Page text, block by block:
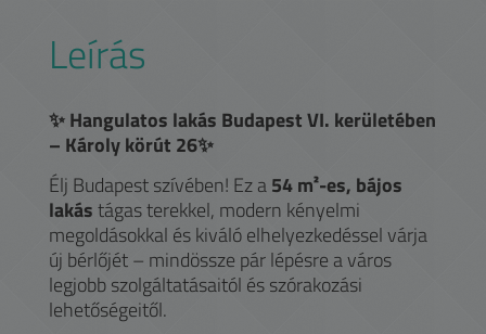
Leírás
✨ Hangulatos lakás Budapest VI. kerületében
– Károly körút 26✨
Élj Budapest szívében! Ez a54 m²-es, bájos
lakástágas terekkel, modern kényelmi
megoldásokkal és kiváló elhelyezkedéssel várja
új bérlőjét – mindössze pár lépésre a város
legjobb szolgáltatásaitól és szórakozási
lehetőségeitől.